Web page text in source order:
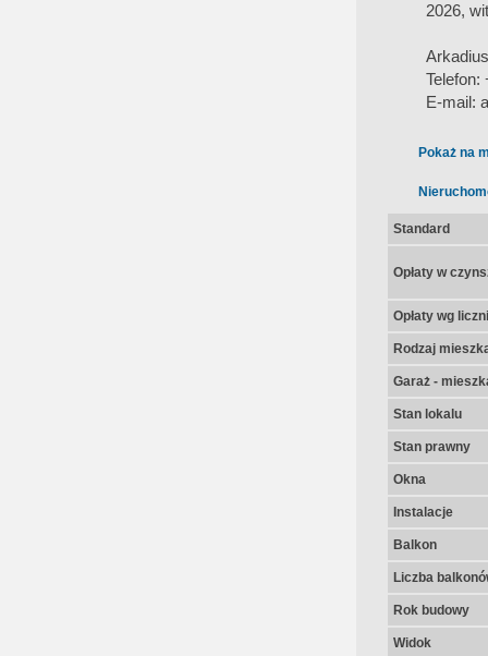
2026,
Telefon:
E-mail:
Pokaż na
Standard
Opłaty w
Opłaty wg
Rodzaj
Garaż -
Stan lokalu
Stan prawny
Okna
Instalacje
Balkon
Liczba
Rok budowy
Widok